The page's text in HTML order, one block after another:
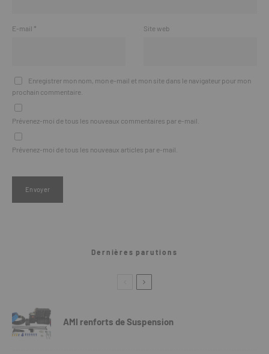
E-mail * Site web
Enregistrer mon nom, mon e-mail et mon site dans le navigateur pour mon
prochain commentaire.
Prévenez-moi de tous les nouveaux commentaires par e-mail.
Prévenez-moi de tous les nouveaux articles par e-mail.
Dernières parutions
AMI renforts de Suspension